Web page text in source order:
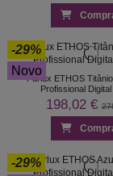
-29%
Novo
Parlux ETHOS
Profissional
198,02 €
-29%